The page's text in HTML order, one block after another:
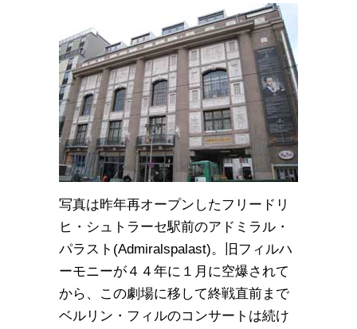
写真は昨年再オープンしたフリードリ
ヒ・シュトラーセ駅前のアドミラル・
パラスト(Admiralspalast)。旧フィルハ
ーモニーが４４年に１月に空爆されて
から、この劇場に移して終戦直前まで
ベルリン・フィルのコンサートは続け